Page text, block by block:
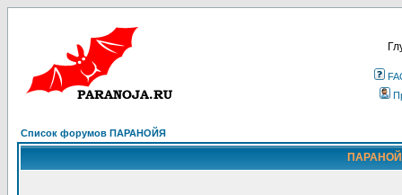
Список форумов ПАРАНОЙЯ